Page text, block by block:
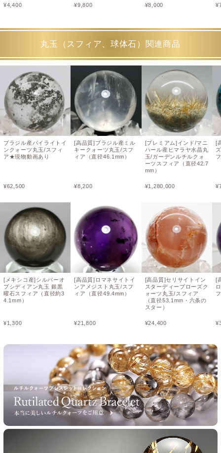
¥4,400 ¥9,800 ¥8,000 ¥
丸玉（スフィア、球体石）関連商品
ブラジル産パイライトイ
ンクォーツ丸玉/スフィ
ア★現物動画あり
¥62,500
[メキシコ産]シルバーオ
ブシディアン丸玉 銀黒
曜石スフィア（直径約3
4.1mm）
¥1,300
[高品質]ブラジル産ミル
キークォーツ丸玉/スフ
ィア（直径46.1mm）
¥8,200
[高品質]ロマネサイトイ
ンアメジスト丸玉/スフ
ィア（直径49.4mm）
¥21,800
[プレミアム]インド/マニ
ハール産ヒマラヤ水晶丸
玉/ガーデンルチルクォ
ーツスフィア（直径42.7
mm）
¥1,280,000
[高品質]セリサイトイン
スターディープローズク
ォーツ丸玉/スフィア
（直径53.1mm・六条の
スター）
¥24,400
[
¥
[
¥